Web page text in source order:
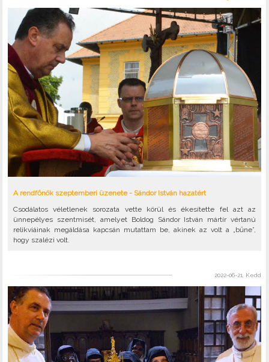
A rendfőnök szeptemberi üzenete - Sándor István hazatért
Csodálatos véletlenek sorozata vette körül és ékesítette fel azt az
ünnepélyes szentmisét, amelyet Boldog Sándor István mártír vértanú
relikviáinak megáldása kapcsán mutattam be, akinek az volt a „bűne”,
hogy szalézi volt.
2022-06-21, Kedd